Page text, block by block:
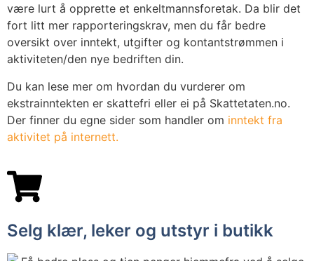
være lurt å opprette et enkeltmannsforetak. Da blir det
fort litt mer rapporteringskrav, men du får bedre
oversikt over inntekt, utgifter og kontantstrømmen i
aktiviteten/den nye bedriften din.
Du kan lese mer om hvordan du vurderer om
ekstrainntekten er skattefri eller ei på Skattetaten.no.
Der finner du egne sider som handler om inntekt fra
aktivitet på internett.
Selg klær, leker og utstyr i butikk